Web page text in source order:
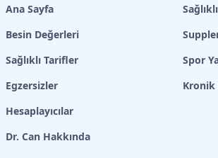
Ana Sayfa
Besin Değerleri
Sağlıklı Tarifler
Egzersizler
Hesaplayıcılar
Dr. Can Hakkında
Spor
Kronik